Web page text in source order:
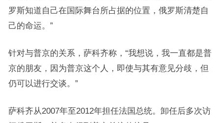
罗斯知道自己在国际舞台所占据的位置，俄罗斯清楚自
己的命运。”
针对与普京的关系，萨科齐称，“我想说，我一直都是普
京的朋友，因为普京这个人，即使与其有意见分歧，但
仍可以进行交谈。”
萨科齐从2007年至2012年担任法国总统。卸任后多次访